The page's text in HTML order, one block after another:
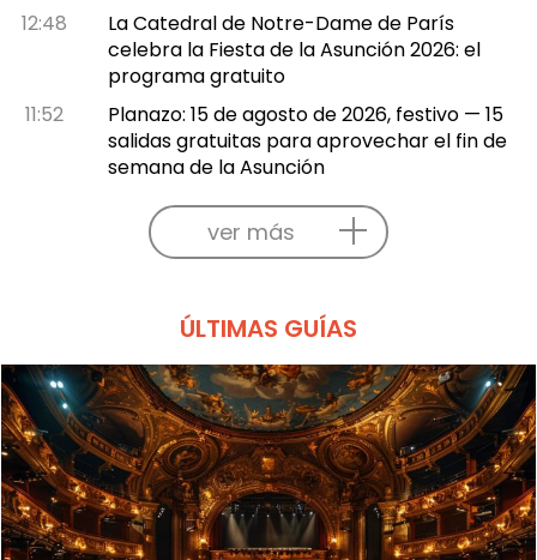
12:48
La Catedral de Notre-Dame de París
celebra la Fiesta de la Asunción 2026: el
programa gratuito
11:52
Planazo: 15 de agosto de 2026, festivo — 15
salidas gratuitas para aprovechar el fin de
semana de la Asunción
ver más
ÚLTIMAS GUÍAS